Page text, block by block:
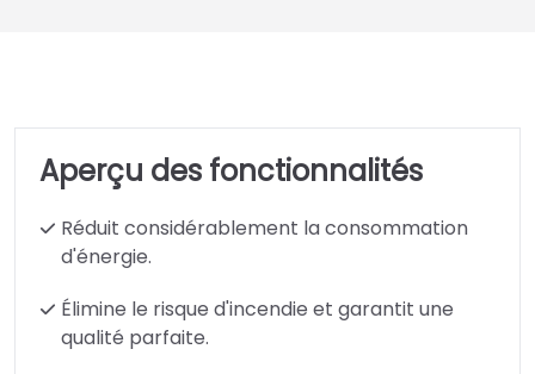
Aperçu des fonctionnalités
Réduit considérablement la consommation
d'énergie.
Élimine le risque d'incendie et garantit une
qualité parfaite.